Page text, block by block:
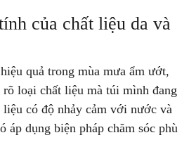
của chất liệu da và
hiệu quả trong mùa mưa ẩm ướt,
loại chất liệu mà túi mình đang
có độ nhảy cảm với nước và
áp dụng biện pháp chăm sóc phù